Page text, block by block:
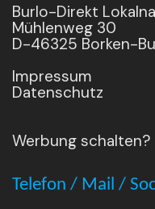
Burlo-Direkt
Mühlenweg 30
D-46325 Borken-
Impressum
Datenschutz
Werbung schalten?
Telefon / Mail /